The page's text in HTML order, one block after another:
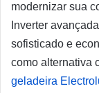
modernizar sua
Inverter
sofisticado e
como alternativa
geladeira